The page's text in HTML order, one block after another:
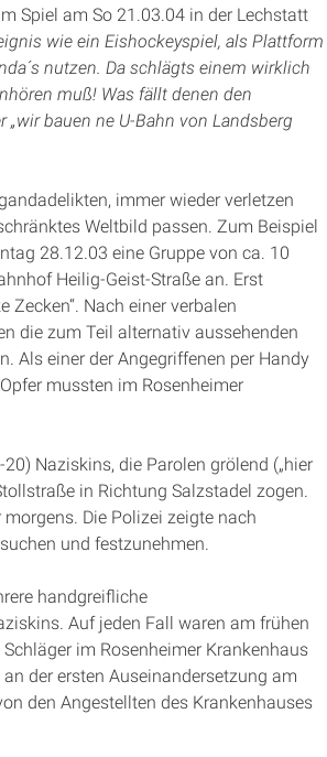
Spiel am So 21.03.04 in der Lechstatt
wie ein Eishockeyspiel, als Plattform
nutzen. Da schlägts einem wirklich
muß! Was fällt denen den
bauen ne U-Bahn von Landsberg
immer wieder verletzen
Weltbild passen. Zum Beispiel
28.12.03 eine Gruppe von ca. 10
Heilig-Geist-Straße an. Erst
Zecken“. Nach einer verbalen
die zum Teil alternativ aussehenden
Als einer der Angegriffenen per Handy
mussten im Rosenheimer
Naziskins, die Parolen grölend („hier
in Richtung Salzstadel zogen.
Die Polizei zeigte nach
und festzunehmen.
handgreifliche
Auf jeden Fall waren am frühen
im Rosenheimer Krankenhaus
der ersten Auseinandersetzung am
den Angestellten des Krankenhauses